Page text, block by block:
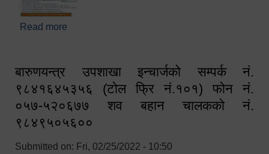
Read more
बारुणयन्त्र उपशाखा इन्चार्जको सम्पर्क नं.
९८४१६४५३५६ (टोल फ्रि नं.१०१) फोन नं.
०५७-५२०६७७ शव बहान चालकको नं.
९८४९५०५६००
Submitted on: Fri, 02/25/2022 - 10:50